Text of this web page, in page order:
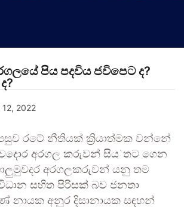
පිය පදවිය ජවිපෙට ද?
2022
රටේ නීතියක් ක්‍රියාත්මක වන්නේ
අරගල කරුවන් සිය`තට ගෙන
අරගලකරුවන් යනු තම
සහිත පිරිසක් බව ජනතා
නායක අනුර දිසානායක සඳහන්